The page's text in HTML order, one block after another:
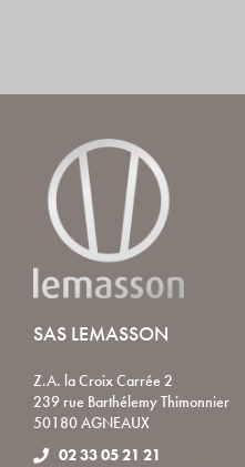
SAS LEMASSON
Z.A. la Croix Carrée 2
239 rue Barthélemy Thimonnier
50180 AGNEAUX
02 33 05 21 21